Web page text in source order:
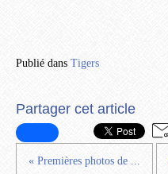
Publié dans Tigers
Partager cet article
« Premières photos de ...